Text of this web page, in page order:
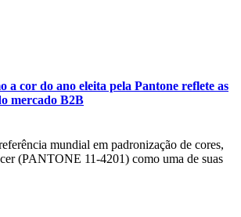
a cor do ano eleita pela Pantone reflete as
mercado B2B
mundial em padronização de cores,
(PANTONE 11-4201) como uma de suas